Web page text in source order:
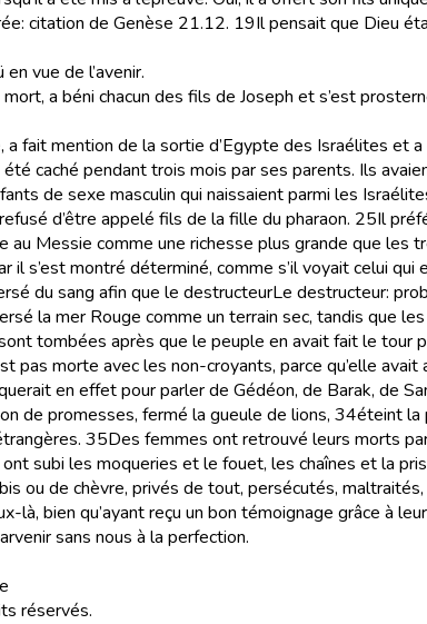
: citation de Genèse 21.12. 19Il pensait que Dieu
en vue de l’avenir.
a béni chacun des fils de Joseph ets’est
a fait mention de la sortie d’Egypte des Israélites et
caché pendant trois mois par ses parents. Ils
de sexe masculin qui naissaient parmi les
d’être appelé fils de la fille du pharaon. 25Il
au Messie comme une richesse plus grande que les
il s’est montré déterminé, comme s’il voyait celui qui
du sang afin que le destructeurLe destructeur:
la mer Rouge comme un terrain sec, tandis que
tombées après que le peuple en avait fait le tour
pas morte avec les non-croyants, parce qu’elle
en effet pour parler de Gédéon, de Barak, de
de promesses, fermé la gueule de lions, 34éteint la
35Des femmes ont retrouvé leurs morts
ont subi les moqueries et le fouet, les chaînes et la
ou de chèvre, privés de tout, persécutés, maltraités,
là, bien qu’ayant reçu un bon témoignage grâce à
sans nous à la perfection.
réservés.